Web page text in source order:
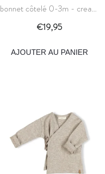
bonnet côtelé 0-3m - cream
- nixnut
€19,95
AJOUTER AU PANIER